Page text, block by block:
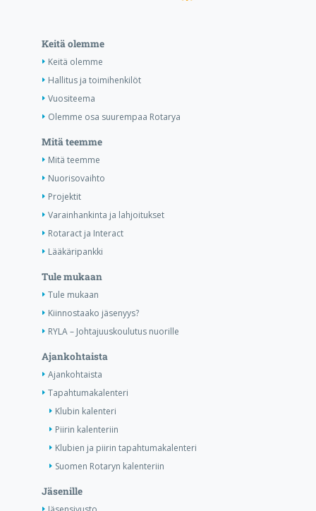
Keitä olemme
Keitä olemme
Hallitus ja toimihenkilöt
Vuositeema
Olemme osa suurempaa Rotarya
Mitä teemme
Mitä teemme
Nuorisovaihto
Projektit
Varainhankinta ja lahjoitukset
Rotaract ja Interact
Lääkäripankki
Tule mukaan
Tule mukaan
Kiinnostaako jäsenyys?
RYLA – Johtajuuskoulutus nuorille
Ajankohtaista
Ajankohtaista
Tapahtumakalenteri
Klubin kalenteri
Piirin kalenteriin
Klubien ja piirin tapahtumakalenteri
Suomen Rotaryn kalenteriin
Jäsenille